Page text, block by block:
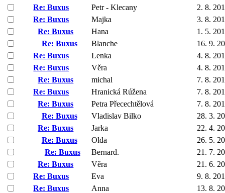
Re: Buxus Petr - Klecany
2. 8.
Re: Buxus
Majka
3. 8.
Re: Buxus
Hana
1. 5.
Re: Buxus
Blanche
16. 9.
Re: Buxus
Lenka
4. 8.
Re: Buxus
Věra
4. 8.
Re: Buxus
michal
7. 8.
Re: Buxus
Hranická Rúžena
7. 8.
Re: Buxus
Petra Přecechtělová
7. 8.
Re: Buxus
Vladislav Bilko
28. 3.
Re: Buxus
Jarka
22. 4.
Re: Buxus
Olda
26. 5.
Re: Buxus
Bernard.
21. 7.
Re: Buxus
Věra
21. 6.
Re: Buxus
Eva
9. 8.
Re: Buxus
Anna
13. 8.